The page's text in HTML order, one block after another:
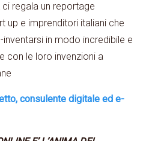
ci regala un reportage
up e imprenditori italiani che
inventarsi in modo incredibile e
con le loro invenzioni a
consulente digitale ed e-